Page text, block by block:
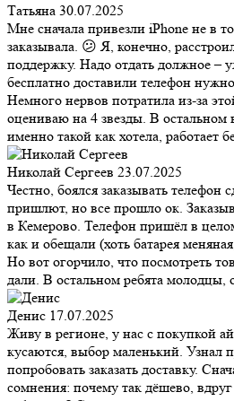
Татьяна 30.07.2025
Мне сначала привезли iPhone не в
заказывала. 😕 Я, конечно,
поддержку. Надо отдать должное –
бесплатно доставили телефон
Немного нервов потратила из-за
оцениваю на 4 звезды. В остальном
именно такой как хотела, работает
Николай Сергеев 23.07.2025
Честно, боялся заказывать телефон
пришлют, но все прошло ок.
в Кемерово. Телефон пришёл в
как и обещали (хоть батарея
Но вот огорчило, что посмотреть
дали. В остальном ребята молодцы,
Денис 17.07.2025
Живу в регионе, у нас с покупкой
кусаются, выбор маленький. Узнал
попробовать заказать доставку.
сомнения: почему так дёшево,